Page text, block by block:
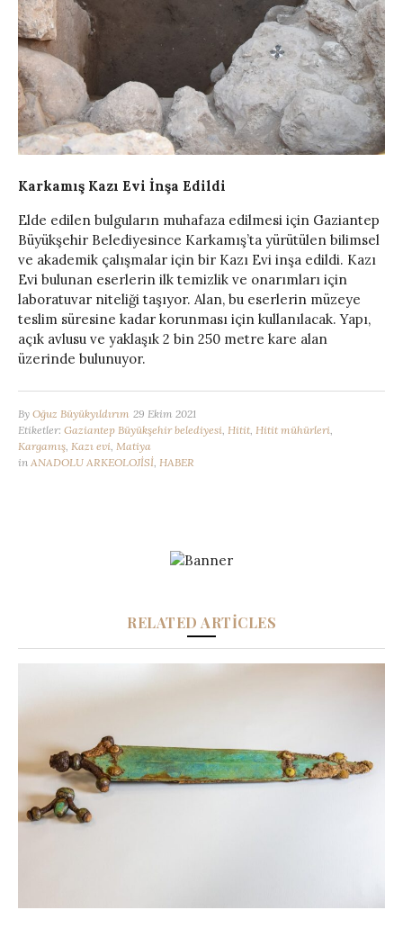
Karkamış Kazı Evi İnşa Edildi
Elde edilen bulguların muhafaza edilmesi için Gaziantep
Büyükşehir Belediyesince Karkamış’ta yürütülen bilimsel
ve akademik çalışmalar için bir Kazı Evi inşa edildi. Kazı
Evi bulunan eserlerin ilk temizlik ve onarımları için
laboratuvar niteliği taşıyor. Alan, bu eserlerin müzeye
teslim süresine kadar korunması için kullanılacak. Yapı,
açık avlusu ve yaklaşık 2 bin 250 metre kare alan
üzerinde bulunuyor.
By Oğuz Büyükyıldırım 29 Ekim 2021
Etiketler: Gaziantep Büyükşehir belediyesi, Hitit, Hitit mühürleri,
Kargamış, Kazı evi, Matiya
in ANADOLU ARKEOLOJİSİ, HABER
RELATED ARTICLES